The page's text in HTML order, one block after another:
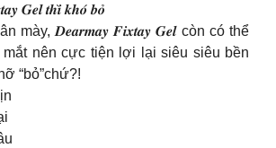
𝑮𝒆𝒍 𝒕𝒉𝒊̀ 𝒌𝒉𝒐́ 𝒃𝒐̉
mày, 𝑫𝒆𝒂𝒓𝒎𝒂𝒚 𝑭𝒊𝒙𝒕𝒂𝒚 𝑮𝒆𝒍 còn có thể
nên cực tiện lợi lại siêu siêu bền
“bỏ”chứ?!